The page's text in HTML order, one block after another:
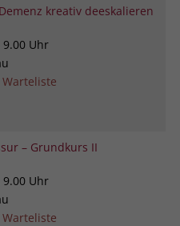
kreativ deeskalieren
9.00 Uhr
– Grundkurs II
9.00 Uhr